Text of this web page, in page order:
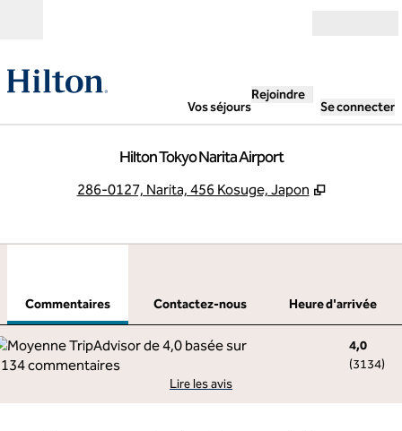
Vos séjours
Rejoindre
Se connecter
Hilton Tokyo Narita Airport
286-0127, Narita, 456 Kosuge, Japon ,
Commentaires Contactez-nous
Heure d'arrivée
4,0
(3134)
Lire les avis